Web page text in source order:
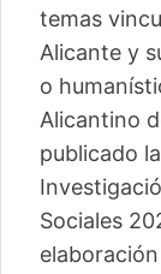
temas
Alicante y
o
Alicantino
publicado
Sociales